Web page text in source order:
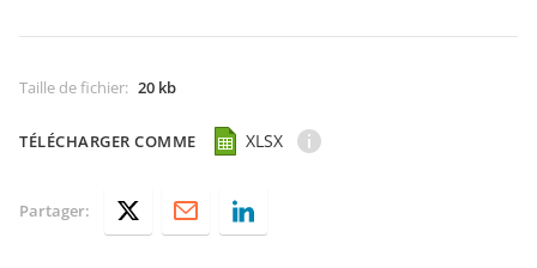
Taille de fichier: 20 kb
TÉLÉCHARGER COMME XLSX
Partager: